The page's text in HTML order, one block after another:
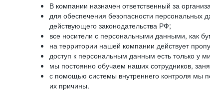
В компании назначен ответственный за
для обеспечения безопасности персональных
действующего законодательства РФ;
все носители с персональными данными, как
на территории нашей компании действует
доступ к персональным данным есть только у
мы постоянно обучаем наших сотрудников,
с помощью системы внутреннего контроля мы
их причины.